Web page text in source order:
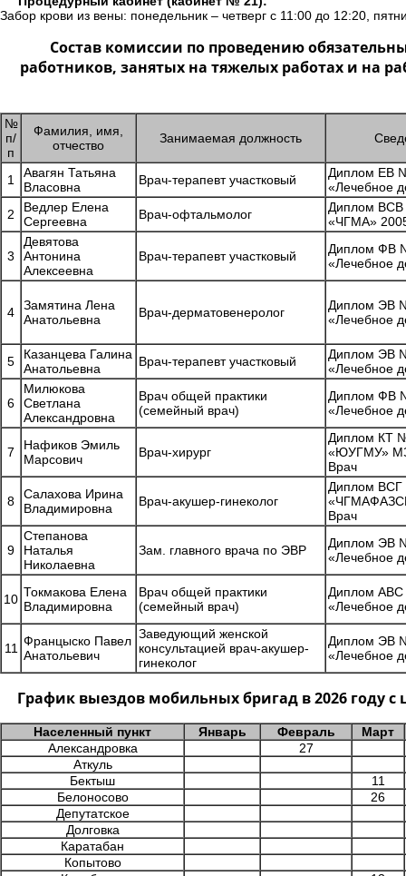
Забор крови из вены: понедельник – четверг с 11:00 до 12:20,
Состав комиссии по проведению
работников, занятых на тяжелых работах и на
№
п/
п
Фамилия, имя,
отчество
Занимаемая должность
1
Авагян Татьяна
Власовна
Врач-терапевт участковый
Диплом ЕВ
«Лечебное
2
Ведлер Елена
Сергеевна
Врач-офтальмолог
Диплом
«ЧГМА»
3
Девятова
Антонина
Алексеевна
Врач-терапевт участковый
Диплом ФВ
«Лечебное
4
Замятина Лена
Анатольевна
Врач-дерматовенеролог
Диплом ЭВ
«Лечебное
5
Казанцева Галина
Анатольевна
Врач-терапевт участковый
Диплом ЭВ
«Лечебное
6
Милюкова
Светлана
Александровна
Врач общей практики
(семейный врач)
Диплом ФВ
«Лечебное
7
Нафиков Эмиль
Марсович
Врач-хирург
Диплом КТ
«ЮУГМУ»
Врач
8
Салахова Ирина
Владимировна
Врач-акушер-гинеколог
Диплом
Врач
9
Степанова
Наталья
Николаевна
Зам. главного врача по ЭВР
Диплом ЭВ
«Лечебное
10 Токмакова Елена
Владимировна
Врач общей практики
(семейный врач)
Диплом
«Лечебное
11 Францыско Павел
Анатольевич
Заведующий женской
консультацией врач-акушер-
гинеколог
Диплом ЭВ
«Лечебное
График выездов мобильных бригад в 2026 году
Населенный пункт Январь Февраль
Март
Александровка
27
Аткуль
Бектыш
11
Белоносово
26
Депутатское
Долговка
Каратабан
Копытово